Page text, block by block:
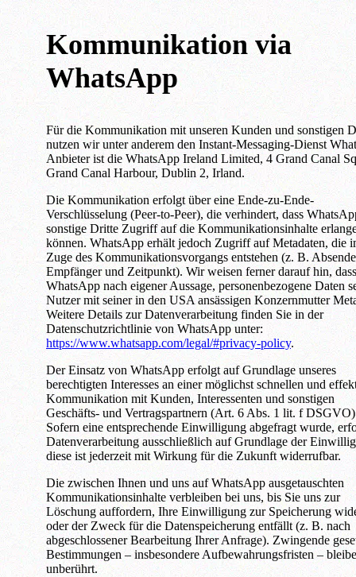
Kommunikation via
WhatsApp
Für die Kommunikation mit unseren Kunden und sonstigen
nutzen wir unter anderem den Instant-Messaging-Dienst
Anbieter ist die WhatsApp Ireland Limited, 4 Grand Canal
Grand Canal Harbour, Dublin 2, Irland.
Die Kommunikation erfolgt über eine Ende-zu-Ende-
Verschlüsselung (Peer-to-Peer), die verhindert, dass
sonstige Dritte Zugriff auf die Kommunikationsinhalte
können. WhatsApp erhält jedoch Zugriff auf Metadaten, die
Zuge des Kommunikationsvorgangs entstehen (z. B.
Empfänger und Zeitpunkt). Wir weisen ferner darauf hin, dass
WhatsApp nach eigener Aussage, personenbezogene Daten
Nutzer mit seiner in den USA ansässigen Konzernmutter
Weitere Details zur Datenverarbeitung finden Sie in der
Datenschutzrichtlinie von WhatsApp unter:
https://www.whatsapp.com/legal/#privacy-policy.
Der Einsatz von WhatsApp erfolgt auf Grundlage unseres
berechtigten Interesses an einer möglichst schnellen und
Kommunikation mit Kunden, Interessenten und sonstigen
Geschäfts- und Vertragspartnern (Art. 6 Abs. 1 lit. f
Sofern eine entsprechende Einwilligung abgefragt wurde,
Datenverarbeitung ausschließlich auf Grundlage der
diese ist jederzeit mit Wirkung für die Zukunft widerrufbar.
Die zwischen Ihnen und uns auf WhatsApp ausgetauschten
Kommunikationsinhalte verbleiben bei uns, bis Sie uns zur
Löschung auffordern, Ihre Einwilligung zur Speicherung
oder der Zweck für die Datenspeicherung entfällt (z. B. nach
abgeschlossener Bearbeitung Ihrer Anfrage). Zwingende
Bestimmungen – insbesondere Aufbewahrungsfristen –
unberührt.